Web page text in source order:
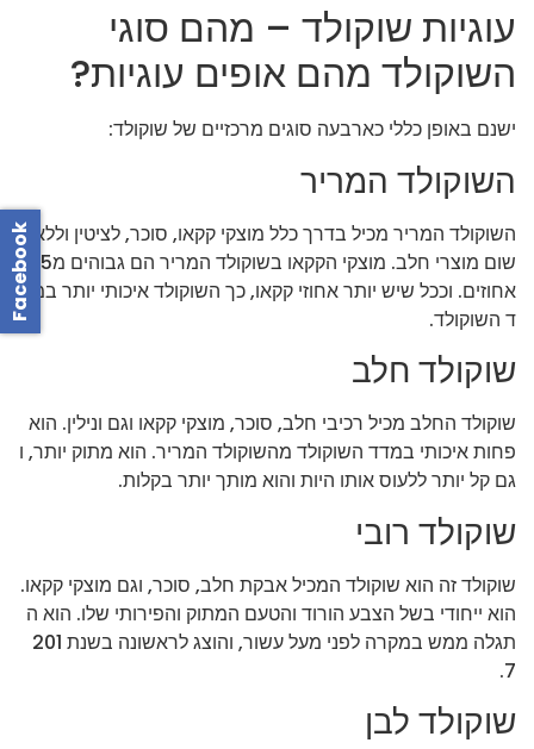
עוגיות שוקולד – מהם סוגי
השוקולד מהם אופים עוגיות?
ישנם באופן כללי כארבעה סוגים מרכזיים של שוקולד:
השוקולד המריר
השוקולד המריר מכיל בדרך כלל מוצקי קקאו, סוכר, לציטין וללא
שום מוצרי חלב. מוצקי הקקאו בשוקולד המריר הם גבוהים מ35
אחוזים. וככל שיש יותר אחוזי קקאו, כך השוקולד איכותי יותר במד
ד השוקולד.
שוקולד חלב
שוקולד החלב מכיל רכיבי חלב, סוכר, מוצקי קקאו וגם ונילין. הוא
פחות איכותי במדד השוקולד מהשוקולד המריר. הוא מתוק יותר, ו
גם קל יותר ללעוס אותו היות והוא מותך יותר בקלות.
שוקולד רובי
שוקולד זה הוא שוקולד המכיל אבקת חלב, סוכר, וגם מוצקי קקאו.
הוא ייחודי בשל הצבע הורוד והטעם המתוק והפירותי שלו. הוא ה
תגלה ממש במקרה לפני מעל עשור, והוצג לראשונה בשנת 201
7.
שוקולד לבן
Facebook